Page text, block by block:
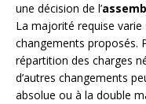
une décision de l’
La majorité requise varie
changements proposés.
répartition des charges
d’autres changements
absolue ou à la double